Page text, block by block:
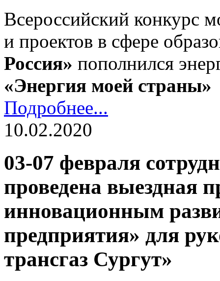
Всероссийский конкурс
и проектов в сфере
Россия» пополнился
«Энергия моей страны»
Подробнее...
10.02.2020
03-07 февраля
проведена выездная
инновационным
предприятия» для
трансгаз Сургут»